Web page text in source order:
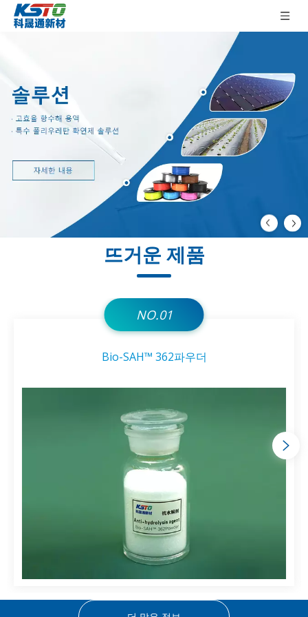
뜨거운 제품
NO.01
Bio-SAH™ 362파우더